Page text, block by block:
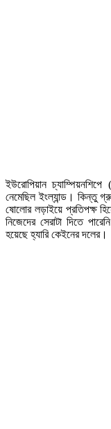
ইউরোপিয়ান
নেমেছিল ইংল্যান্ড। কিন্তু
ষোলোর লড়াইয়ে প্রতিপক্ষ
নিজেদের সেরাটা দিতে
হয়েছে হ্যারি কেইনের দলের।